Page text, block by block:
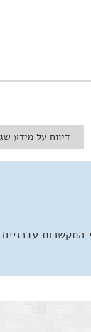
דיווח על מידע